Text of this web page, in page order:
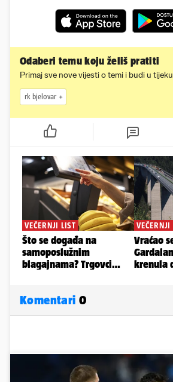
Odaberi temu koju želiš pratiti
Primaj sve nove vijesti o temi i budi u tijeku
rk bjelovar
Komentari 0